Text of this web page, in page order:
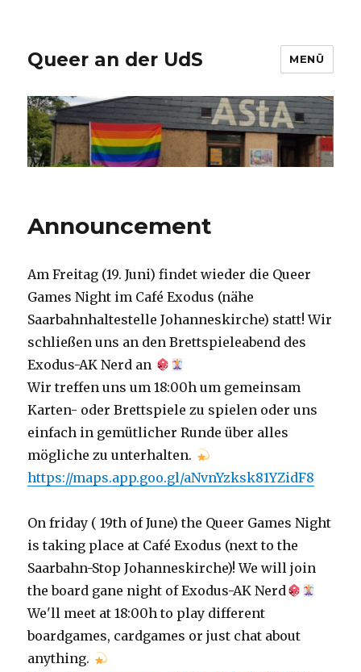
Queer an der UdS MENÜ
Announcement
Am Freitag (19. Juni) findet wieder die Queer
Games Night im Café Exodus (nähe
Saarbahnhaltestelle Johanneskirche) statt! Wir
schließen uns an den Brettspieleabend des
Exodus-AK Nerd an
Wir treffen uns um 18:00h um gemeinsam
Karten- oder Brettspiele zu spielen oder uns
einfach in gemütlicher Runde über alles
mögliche zu unterhalten.
https://maps.app.goo.gl/aNvnYzksk81YZidF8
On friday ( 19th of June) the Queer Games Night
is taking place at Café Exodus (next to the
Saarbahn-Stop Johanneskirche)! We will join
the board gane night of Exodus-AK Nerd
We'll meet at 18:00h to play different
boardgames, cardgames or just chat about
anything.